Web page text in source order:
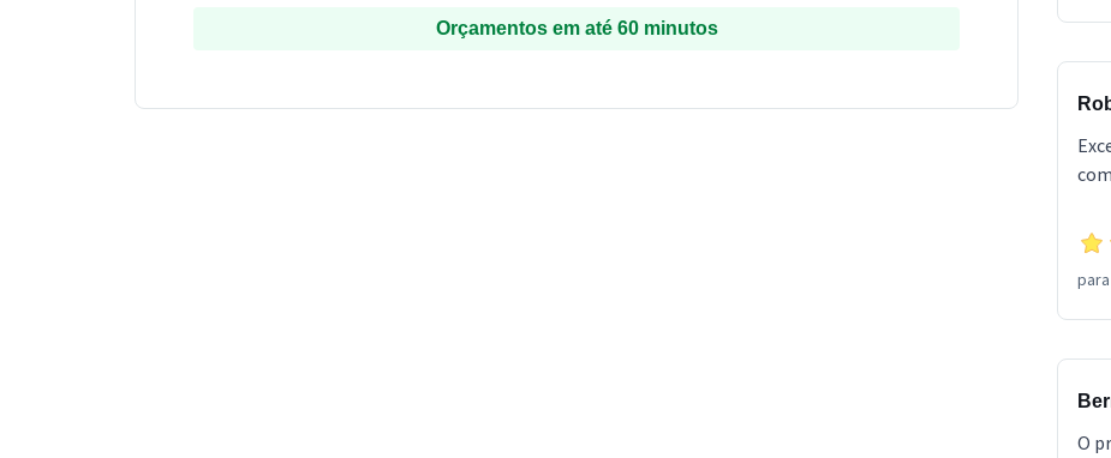
Orçamentos em até 60 minutos
para
O